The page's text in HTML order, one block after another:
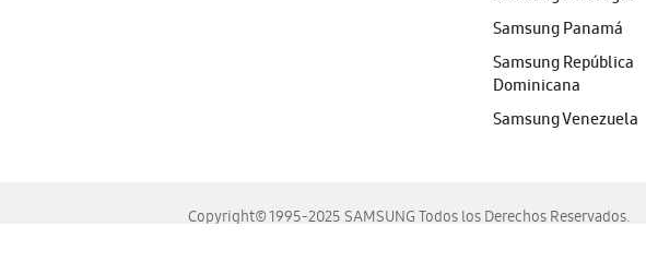
Samsung Panamá
Samsung República
Dominicana
Samsung Venezuela
Copyright© 1995-2025 SAMSUNG Todos los Derechos Reservados.